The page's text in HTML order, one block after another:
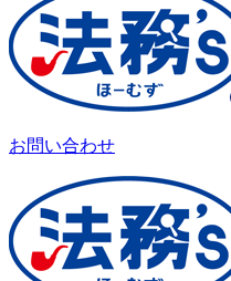
お問い合わせ